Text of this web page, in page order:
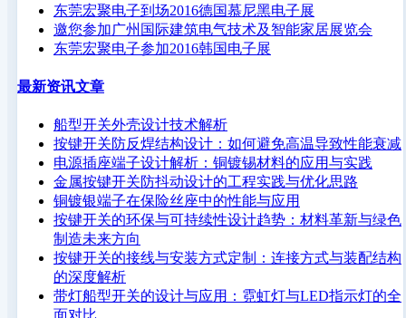
东莞宏聚电子到场2016德国慕尼黑电子展
邀您参加广州国际建筑电气技术及智能家居展览会
东莞宏聚电子参加2016韩国电子展
最新资讯文章
船型开关外壳设计技术解析
按键开关防反焊结构设计：如何避免高温导致性能衰减
电源插座端子设计解析：铜镀锡材料的应用与实践
金属按键开关防抖动设计的工程实践与优化思路
铜镀银端子在保险丝座中的性能与应用
按键开关的环保与可持续性设计趋势：材料革新与绿色
制造未来方向
按键开关的接线与安装方式定制：连接方式与装配结构
的深度解析
带灯船型开关的设计与应用：霓虹灯与LED指示灯的全